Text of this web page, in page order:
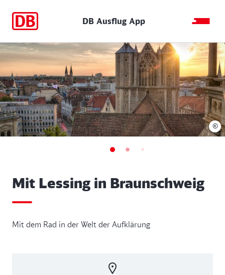
DB Ausflug App
Mit Lessing in Braunschweig
Mit dem Rad in der Welt der Aufklärung
©